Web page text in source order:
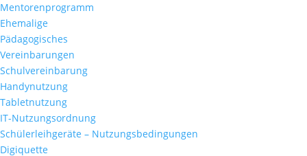
Mentorenprogramm
Ehemalige
Pädagogisches
Vereinbarungen
Schulvereinbarung
Handynutzung
Tabletnutzung
IT-Nutzungsordnung
Schülerleihgeräte – Nutzungsbedingungen
Digiquette